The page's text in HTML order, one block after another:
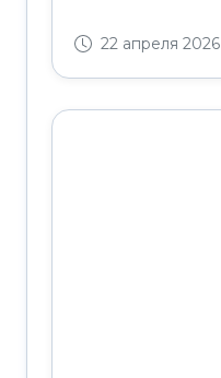
22 апреля 2026